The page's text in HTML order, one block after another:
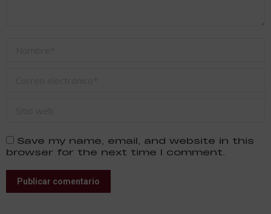
Save my name, email, and website in this
browser for the next time I comment.
Publicar comentario